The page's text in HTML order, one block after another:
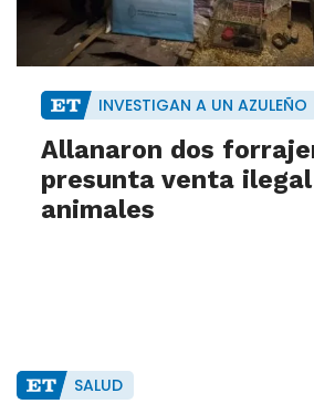
INVESTIGAN A UN AZULEÑO
Allanaron dos
presunta venta
animales
SALUD